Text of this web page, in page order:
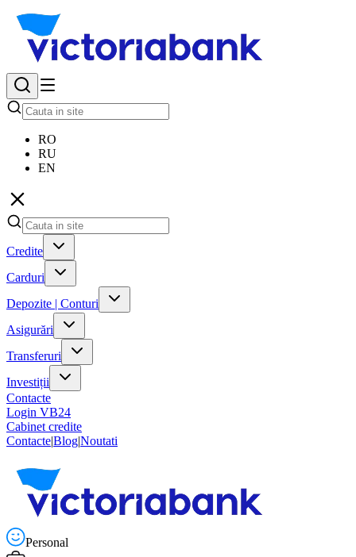
RO
RU
EN
Credite
Carduri
Depozite | Conturi
Asigurări
Transferuri
Investiții
Contacte
Login VB24
Cabinet credite
Contacte|Blog|Noutati
Personal